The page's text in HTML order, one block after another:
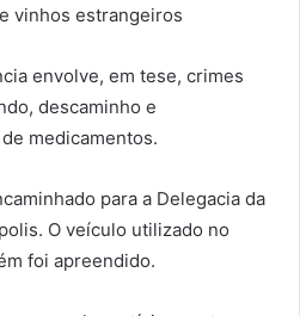
vinhos estrangeiros
envolve, em tese, crimes
descaminho e
medicamentos.
para a Delegacia da
O veículo utilizado no
foi apreendido.